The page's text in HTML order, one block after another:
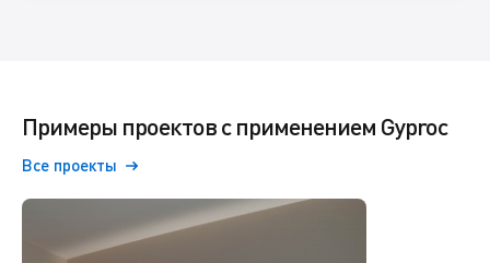
Примеры проектов с применением Gyproc
Все проекты